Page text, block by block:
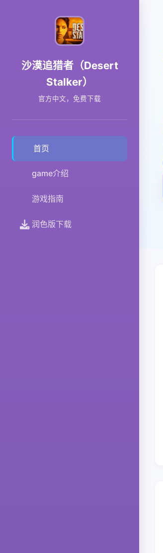
沙漠追猎者（Desert
Stalker）
官方中文，免费下载
首页
game介绍
游戏指南
润色版下载